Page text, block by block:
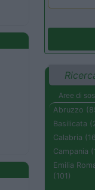
Aree di
Abruzzo
Basilicata
Calabria
Campania
Emilia
(101)